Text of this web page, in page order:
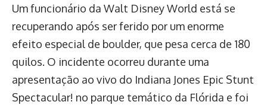
Um funcionário da Walt Disney World está se
recuperando após ser ferido por um enorme
efeito especial de boulder, que pesa cerca de 180
quilos. O incidente ocorreu durante uma
apresentação ao vivo do Indiana Jones Epic Stunt
Spectacular! no parque temático da Flórida e foi